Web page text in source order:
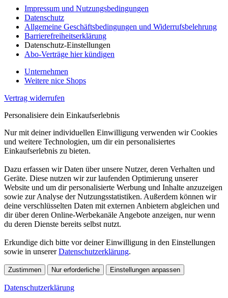
Impressum und Nutzungsbedingungen
Datenschutz
Allgemeine Geschäftsbedingungen und Widerrufsbelehrung
Barrierefreiheitserklärung
Datenschutz-Einstellungen
Abo-Verträge hier kündigen
Unternehmen
Weitere nice Shops
Vertrag widerrufen
Personalisiere dein Einkaufserlebnis
Nur mit deiner individuellen Einwilligung verwenden wir Cookies
und weitere Technologien, um dir ein personalisiertes
Einkaufserlebnis zu bieten.
Dazu erfassen wir Daten über unsere Nutzer, deren Verhalten und
Geräte. Diese nutzen wir zur laufenden Optimierung unserer
Website und um dir personalisierte Werbung und Inhalte anzuzeigen
sowie zur Analyse der Nutzungsstatistiken. Außerdem können wir
deine verschlüsselten Daten mit externen Anbietern abgleichen und
dir über deren Online-Werbekanäle Angebote anzeigen, nur wenn
du deren Dienste bereits selbst nutzt.
Erkundige dich bitte vor deiner Einwilligung in den Einstellungen
sowie in unsererDatenschutzerklärung.
Zustimmen Nur erforderliche Einstellungen anpassen
Datenschutzerklärung